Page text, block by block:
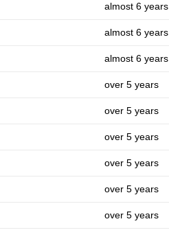
almost 6 years
almost 6 years
almost 6 years
over 5 years
over 5 years
over 5 years
over 5 years
over 5 years
over 5 years